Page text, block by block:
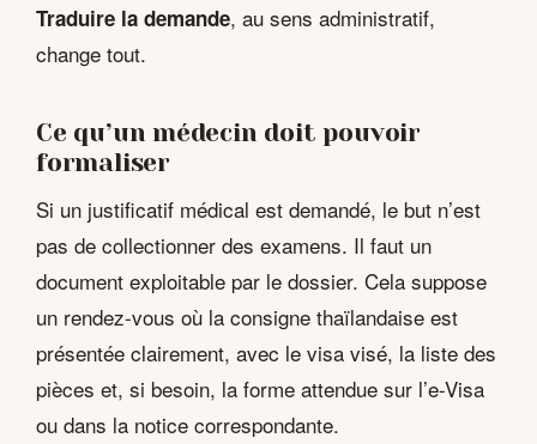
Traduire la demande, au sens administratif,
change tout.
Ce qu’un médecin doit pouvoir
formaliser
Si un justificatif médical est demandé, le but n’est
pas de collectionner des examens. Il faut un
document exploitable par le dossier. Cela suppose
un rendez-vous où la consigne thaïlandaise est
présentée clairement, avec le visa visé, la liste des
pièces et, si besoin, la forme attendue sur l’e-Visa
ou dans la notice correspondante.